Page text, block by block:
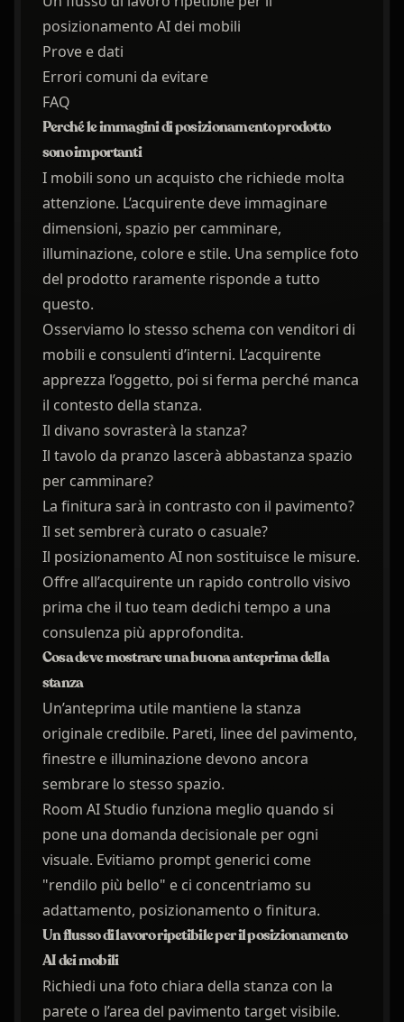
posizionamento AI dei mobili
Prove e dati
Errori comuni da evitare
FAQ
Perché le immagini di posizionamento prodotto
sono importanti
I mobili sono un acquisto che richiede molta
attenzione. L’acquirente deve immaginare
dimensioni, spazio per camminare,
illuminazione, colore e stile. Una semplice foto
del prodotto raramente risponde a tutto
questo.
Osserviamo lo stesso schema con venditori di
mobili e consulenti d’interni. L’acquirente
apprezza l’oggetto, poi si ferma perché manca
il contesto della stanza.
Il divano sovrasterà la stanza?
Il tavolo da pranzo lascerà abbastanza spazio
per camminare?
La finitura sarà in contrasto con il pavimento?
Il set sembrerà curato o casuale?
Il posizionamento AI non sostituisce le misure.
Offre all’acquirente un rapido controllo visivo
prima che il tuo team dedichi tempo a una
consulenza più approfondita.
Cosa deve mostrare una buona anteprima della
stanza
Un’anteprima utile mantiene la stanza
originale credibile. Pareti, linee del pavimento,
finestre e illuminazione devono ancora
sembrare lo stesso spazio.
Room AI Studio funziona meglio quando si
pone una domanda decisionale per ogni
visuale. Evitiamo prompt generici come
"rendilo più bello" e ci concentriamo su
adattamento, posizionamento o finitura.
Un flusso di lavoro ripetibile per il posizionamento
AI dei mobili
Richiedi una foto chiara della stanza con la
parete o l’area del pavimento target visibile.